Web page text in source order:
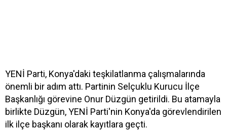
YENİ Parti, Konya'daki teşkilatlanma çalışmalarında
önemli bir adım attı. Partinin Selçuklu Kurucu İlçe
Başkanlığı görevine Onur Düzgün getirildi. Bu atamayla
birlikte Düzgün, YENİ Parti'nin Konya'da görevlendirilen
ilk ilçe başkanı olarak kayıtlara geçti.